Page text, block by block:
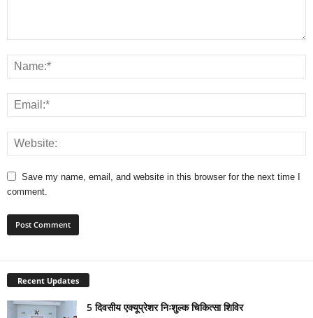
Save my name, email, and website in this browser for the next time I
comment.
Recent Updates
5 दिवसीय एक्यूप्रेशर निःशुल्क चिकित्सा शिविर